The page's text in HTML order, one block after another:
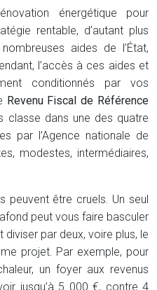
énergétique pour
rentable, d’autant plus
aides de l’État,
l’accès à ces aides et
conditionnés par vos
Revenu Fiscal de Référence
classe dans une des quatre
par l’Agence nationale de
modestes, intermédiaires,
peuvent être cruels. Un seul
peut vous faire basculer
par deux, voire plus, le
projet. Par exemple, pour
un foyer aux revenus
jusqu’à 5 000 €, contre 4